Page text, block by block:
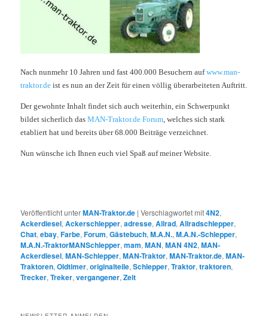
Nach nunmehr 10 Jahren und fast 400.000 Besuchern aufwww.man-
traktor.de ist es nun an der Zeit für einen völlig überarbeiteten Auftritt.
Der gewohnte Inhalt findet sich auch weiterhin, ein Schwerpunkt
bildet sicherlich dasMAN-Traktor.de Forum, welches sich stark
etabliert hat und bereits über 68.000 Beiträge verzeichnet.
Nun wünsche ich Ihnen euch viel Spaß auf meiner Website.
Veröffentlicht unterMAN-Traktor.de |Verschlagwortet mit4N2,
Ackerdiesel,Ackerschlepper,adresse,Allrad,Allradschlepper,
Chat,ebay,Farbe,Forum,Gästebuch,M.A.N.,M.A.N.-Schlepper,
M.A.N.-TraktorMANSchlepper,mam,MAN,MAN 4N2,MAN-
Ackerdiesel,MAN-Schlepper,MAN-Traktor,MAN-Traktor.de,MAN-
Traktoren,Oldtimer,originalteile,Schlepper,Traktor,traktoren,
Trecker,Treker,vergangener,Zeit